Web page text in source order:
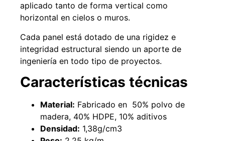
aplicado tanto de forma vertical como
horizontal en cielos o muros.
Cada panel está dotado de una rigidez e
integridad estructural siendo un aporte de
ingeniería en todo tipo de proyectos.
Características técnicas
Material: Fabricado en 50% polvo de
madera, 40% HDPE, 10% aditivos
Densidad: 1,38g/cm3
Pasto sintético ornamental
Importado USA: Summer
4,57*30,48mts
$1.021.490
Leer más
Empaquetadura 1/4" 6.4mm
hypalon sin tela 3 MPA
$1.192.666
Agregar al carrito